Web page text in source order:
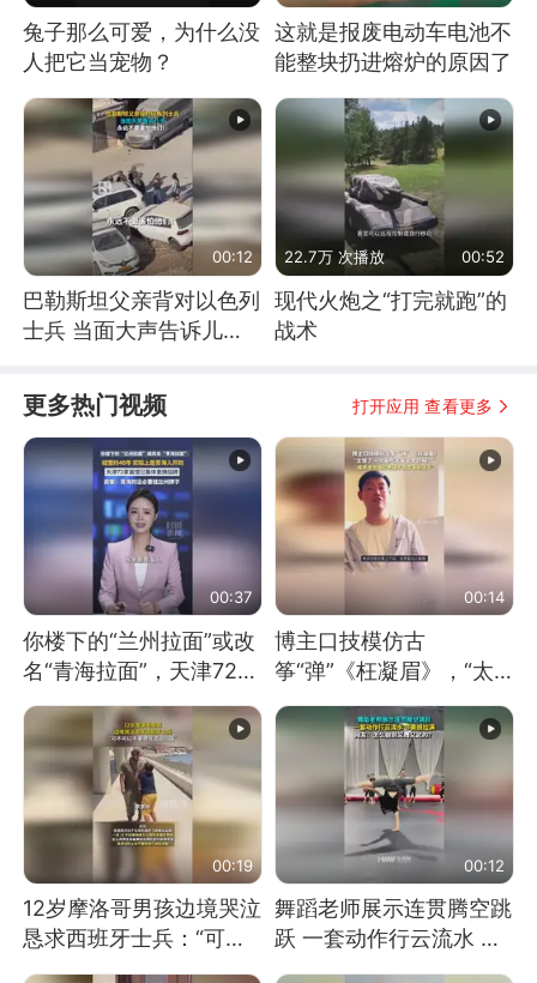
兔子那么可爱，为什么没
人把它当宠物？
这就是报废电动车电池不
能整块扔进熔炉的原因了
00:12
巴勒斯坦父亲背对以色列
士兵 当面大声告诉儿
22.7万 次播放 00:52
现代火炮之“打完就跑”的
战术
更多热门视频 打开应用 查看更多
00:37
你楼下的“兰州拉面”或改
名“青海拉面”，天津72家
面馆已集体更换招牌
00:14
博主口技模仿古
筝“弹”《枉凝眉》，“太
像了～你是吃古筝长大的
吗？”“或将成为首位考级
不带古筝的选手。”（来
源：新华每日电讯）
00:19
12岁摩洛哥男孩边境哭泣
恳求西班牙士兵：“可不
可以不要把我遣返回国”
00:12
舞蹈老师展示连贯腾空跳
跃 一套动作行云流水 节
奏感拉满 网友：怎么做